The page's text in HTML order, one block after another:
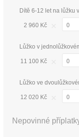
Dítě 6-12 let na lůžku
2 960 Kč
Lůžko v
11 100 Kč
Lůžko ve
12 020 Kč
Nepovinné